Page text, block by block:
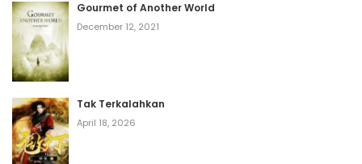
Gourmet of Another World
December 12, 2021
Tak Terkalahkan
April 18, 2026